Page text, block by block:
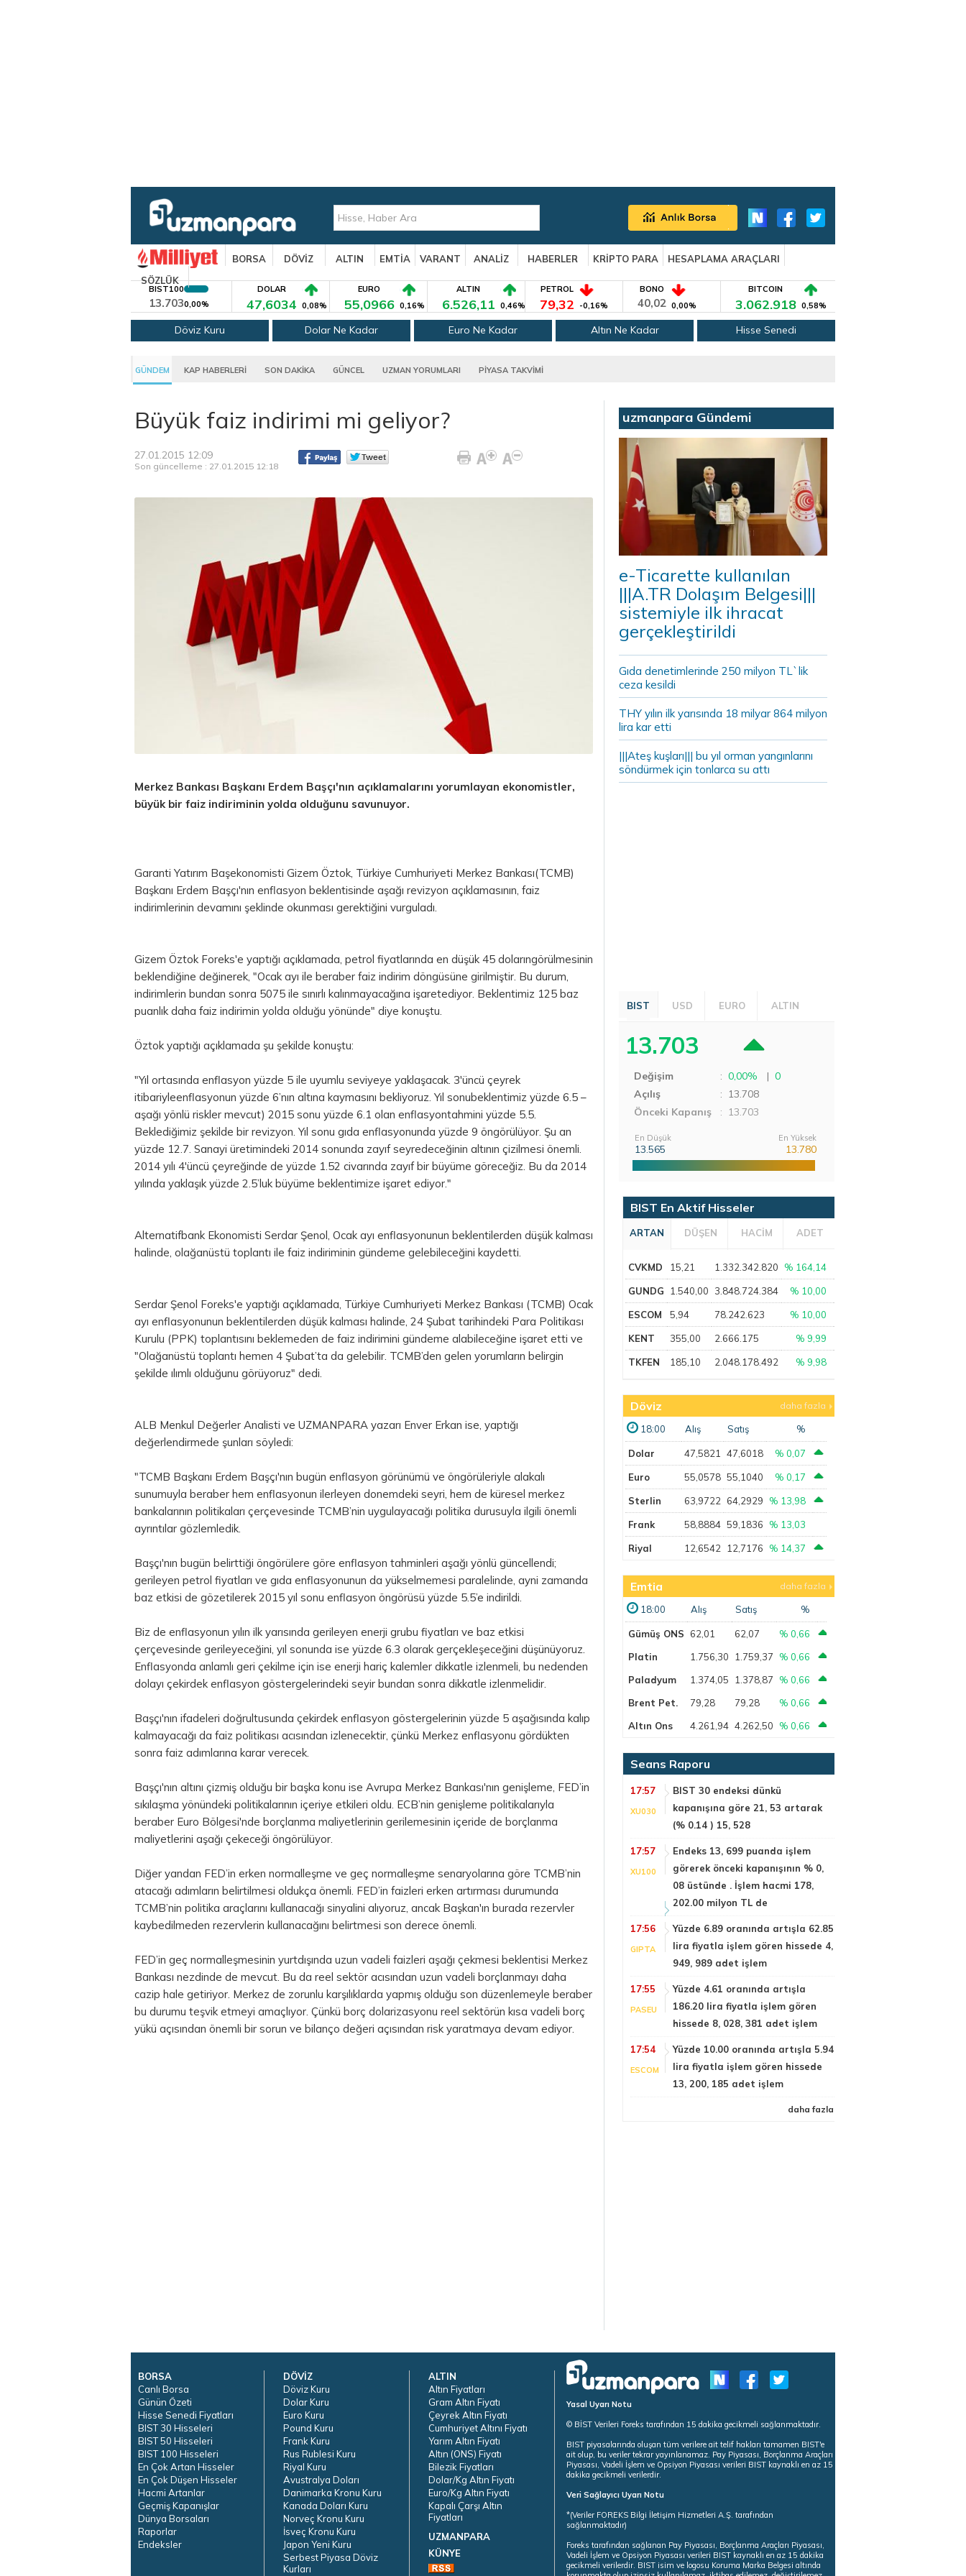
BORSA DÖVİZ ALTIN EMTİA VARANT ANALİZ HABERLER KRİPTO PARA
HESAPLAMA ARAÇLARI
SÖZLÜK
BIST100
13.7030,00%
DOLAR
47,6034 0,08%
EURO
55,0966 0,16%
ALTIN
6.526,11 0,46%
PETROL
79,32 -0,16%
BONO
40,02 0,00%
BITCOIN
3.062.918 0,58%
Döviz Kuru Dolar Ne Kadar Euro Ne Kadar Altın Ne Kadar Hisse Senedi
GÜNDEM KAP HABERLERİ SON DAKİKA GÜNCEL UZMAN YORUMLARI PİYASA TAKVİMİ
Büyük faiz indirimi mi geliyor?
27.01.2015 12:09
Son güncelleme : 27.01.2015 12:18
Merkez Bankası Başkanı Erdem Başçı'nın açıklamalarını yorumlayan ekonomistler,
büyük bir faiz indiriminin yolda olduğunu savunuyor.
Garanti Yatırım Başekonomisti Gizem Öztok, Türkiye Cumhuriyeti Merkez Bankası(TCMB)
Başkanı Erdem Başçı'nın enflasyon beklentisinde aşağı revizyon açıklamasının, faiz
indirimlerinin devamını şeklinde okunması gerektiğini vurguladı.
Gizem Öztok Foreks'e yaptığı açıklamada, petrol fiyatlarında en düşük 45 dolarıngörülmesinin
beklendiğine değinerek, "Ocak ayı ile beraber faiz indirim döngüsüne girilmiştir. Bu durum,
indirimlerin bundan sonra 50­75 ile sınırlı kalınmayacağına işaretediyor. Beklentimiz 125 baz
puanlık daha faiz indirimin yolda olduğu yönünde" diye konuştu.
Öztok yaptığı açıklamada şu şekilde konuştu:
"Yıl ortasında enflasyon yüzde 5 ile uyumlu seviyeye yaklaşacak. 3'üncü çeyrek
itibariyleenflasyonun yüzde 6’nın altına kaymasını bekliyoruz. Yıl sonubeklentimiz yüzde 6.5 –
aşağı yönlü riskler mevcut) 2015 sonu yüzde 6.1 olan enflasyontahmini yüzde 5.5.
Beklediğimiz şekilde bir revizyon. Yıl sonu gıda enflasyonunda yüzde 9 öngörülüyor. Şu an
yüzde 12.7. Sanayi üretimindeki 2014 sonunda zayıf seyredeceğinin altının çizilmesi önemli.
2014 yılı 4'üncü çeyreğinde de yüzde 1.5­2 civarında zayıf bir büyüme göreceğiz. Bu da 2014
yılında yaklaşık yüzde 2.5’luk büyüme beklentimize işaret ediyor."
Alternatifbank Ekonomisti Serdar Şenol, Ocak ayı enflasyonunun beklentilerden düşük kalması
halinde, olağanüstü toplantı ile faiz indiriminin gündeme gelebileceğini kaydetti.
Serdar Şenol Foreks'e yaptığı açıklamada, Türkiye Cumhuriyeti Merkez Bankası (TCMB) Ocak
ayı enflasyonunun beklentilerden düşük kalması halinde, 24 Şubat tarihindeki Para Politikası
Kurulu (PPK) toplantısını beklemeden de faiz indirimini gündeme alabileceğine işaret etti ve
"Olağanüstü toplantı hemen 4 Şubat’ta da gelebilir. TCMB’den gelen yorumların belirgin
şekilde ılımlı olduğunu görüyoruz" dedi.
ALB Menkul Değerler Analisti ve UZMANPARA yazarı Enver Erkan ise, yaptığı
değerlendirmede şunları söyledi:
"TCMB Başkanı Erdem Başçı'nın bugün enflasyon görünümü ve öngörüleriyle alakalı
sunumuyla beraber hem enflasyonun ilerleyen donemdeki seyri, hem de küresel merkez
bankalarının politikaları çerçevesinde TCMB’nin uygulayacağı politika durusuyla ilgili önemli
ayrıntılar gözlemledik.
Başçı'nın bugün belirttiği öngörülere göre enflasyon tahminleri aşağı yönlü güncellendi;
gerileyen petrol fiyatları ve gıda enflasyonunun da yükselmemesi paralelinde, ayni zamanda
baz etkisi de gözetilerek 2015 yıl sonu enflasyon öngörüsü yüzde 5.5’e indirildi.
Biz de enflasyonun yılın ilk yarısında gerileyen enerji grubu fiyatları ve baz etkisi
çerçevesinde gerileyeceğini, yıl sonunda ise yüzde 6.3 olarak gerçekleşeceğini düşünüyoruz.
Enflasyonda anlamlı geri çekilme için ise enerji hariç kalemler dikkatle izlenmeli, bu nedenden
dolayı çekirdek enflasyon göstergelerindeki seyir bundan sonra dikkatle izlenmelidir.
Başçı'nın ifadeleri doğrultusunda çekirdek enflasyon göstergelerinin yüzde 5 aşağısında kalıp
kalmayacağı da faiz politikası acısından izlenecektir, çünkü Merkez enflasyonu gördükten
sonra faiz adımlarına karar verecek.
Başçı'nın altını çizmiş olduğu bir başka konu ise Avrupa Merkez Bankası'nın genişleme, FED’in
sıkılaşma yönündeki politikalarının içeriye etkileri oldu. ECB’nin genişleme politikalarıyla
beraber Euro Bölgesi'nde borçlanma maliyetlerinin gerilemesinin içeride de borçlanma
maliyetlerini aşağı çekeceği öngörülüyor.
Diğer yandan FED’in erken normalleşme ve geç normalleşme senaryolarına göre TCMB’nin
atacağı adımların belirtilmesi oldukça önemli. FED’in faizleri erken artırması durumunda
TCMB’nin politika araçlarını kullanacağı sinyalini alıyoruz, ancak Başkan'ın burada rezervler
kaybedilmeden rezervlerin kullanacağını belirtmesi son derece önemli.
FED’in geç normalleşmesinin yurtdışında uzun vadeli faizleri aşağı çekmesi beklentisi Merkez
Bankası nezdinde de mevcut. Bu da reel sektör acısından uzun vadeli borçlanmayı daha
cazip hale getiriyor. Merkez de zorunlu karşılıklarda yapmış olduğu son düzenlemeyle beraber
bu durumu teşvik etmeyi amaçlıyor. Çünkü borç dolarizasyonu reel sektörün kısa vadeli borç
yükü açısından önemli bir sorun ve bilanço değeri açısından risk yaratmaya devam ediyor.
uzmanpara Gündemi
e-Ticarette kullanılan
|||A.TR Dolaşım Belgesi|||
sistemiyle ilk ihracat
gerçekleştirildi
Gıda denetimlerinde 250 milyon TL`lik
ceza kesildi
THY yılın ilk yarısında 18 milyar 864 milyon
lira kar etti
|||Ateş kuşları||| bu yıl orman yangınlarını
söndürmek için tonlarca su attı
BIST USD EURO ALTIN
13.703
Değişim : 0,00% | 0
Açılış
: 13.708
Önceki Kapanış
: 13.703
En Düşük
13.565
En Yüksek
13.780
BIST En Aktif Hisseler
ARTAN DÜŞEN HACİM ADET
CVKMD 15,21 1.332.342.820 % 164,14
GUNDG 1.540,00 3.848.724.384 % 10,00
ESCOM 5,94 78.242.623 % 10,00
KENT 355,00 2.666.175 % 9,99
TKFEN 185,10 2.048.178.492 % 9,98
Döviz daha fazla
18:00 Alış Satış %
Dolar 47,5821 47,6018 % 0,07
Euro 55,0578 55,1040 % 0,17
Sterlin 63,9722 64,2929 % 13,98
Frank 58,8884 59,1836 % 13,03
Riyal 12,6542 12,7176 % 14,37
Emtia daha fazla
18:00 Alış Satış %
Gümüş ONS 62,01 62,07
% 0,66
Platin
1.756,30 1.759,37
% 0,66
Paladyum
1.374,05 1.378,87
% 0,66
Brent Pet.
79,28 79,28
% 0,66
Altın Ons
4.261,94 4.262,50 % 0,66
Seans Raporu
17:57
XU030
BIST 30 endeksi dünkü
kapanışına göre 21, 53 artarak
(% 0.14 ) 15, 528
17:57
XU100
Endeks 13, 699 puanda işlem
görerek önceki kapanışının % 0,
08 üstünde . İşlem hacmi 178,
202.00 milyon TL de
17:56
GIPTA
Yüzde 6.89 oranında artışla 62.85
lira fiyatla işlem gören hissede 4,
949, 989 adet işlem
17:55
PASEU
Yüzde 4.61 oranında artışla
186.20 lira fiyatla işlem gören
hissede 8, 028, 381 adet işlem
17:54
ESCOM
Yüzde 10.00 oranında artışla 5.94
lira fiyatla işlem gören hissede
13, 200, 185 adet işlem
daha fazla
BORSA
Canlı Borsa
Günün Özeti
Hisse Senedi Fiyatları
BIST 30 Hisseleri
BIST 50 Hisseleri
BIST 100 Hisseleri
En Çok Artan Hisseler
En Çok Düşen Hisseler
Hacmi Artanlar
Geçmiş Kapanışlar
Dünya Borsaları
Raporlar
Endeksler
DÖVİZ
Döviz Kuru
Dolar Kuru
Euro Kuru
Pound Kuru
Frank Kuru
Rus Rublesi Kuru
Riyal Kuru
Avustralya Doları
Danimarka Kronu Kuru
Kanada Doları Kuru
Norveç Kronu Kuru
İsveç Kronu Kuru
Japon Yeni Kuru
Serbest Piyasa Döviz
Kurları
ALTIN
Altın Fiyatları
Gram Altın Fiyatı
Çeyrek Altın Fiyatı
Cumhuriyet Altını Fiyatı
Yarım Altın Fiyatı
Altın (ONS) Fiyatı
Bilezik Fiyatları
Dolar/Kg Altın Fiyatı
Euro/Kg Altın Fiyatı
Kapalı Çarşı Altın
Fiyatları
UZMANPARA
KÜNYE
Yasal Uyarı Notu
© BİST Verileri Foreks tarafından 15 dakika gecikmeli sağlanmaktadır.
BIST piyasalarında oluşan tüm verilere ait telif hakları tamamen BIST'e
ait olup, bu veriler tekrar yayınlanamaz. Pay Piyasası, Borçlanma Araçları
Piyasası, Vadeli İşlem ve Opsiyon Piyasası verileri BIST kaynaklı en az 15
dakika gecikmeli verilerdir.
Veri Sağlayıcı Uyarı Notu
*(Veriler FOREKS Bilgi İletişim Hizmetleri A.Ş. tarafından
sağlanmaktadır)
Foreks tarafından sağlanan Pay Piyasası, Borçlanma Araçları Piyasası,
Vadeli İşlem ve Opsiyon Piyasası verileri BIST kaynaklı en az 15 dakika
gecikmeli verilerdir. BIST isim ve logosu Koruma Marka Belgesi altında